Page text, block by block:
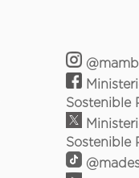
Sostenible
Sostenible